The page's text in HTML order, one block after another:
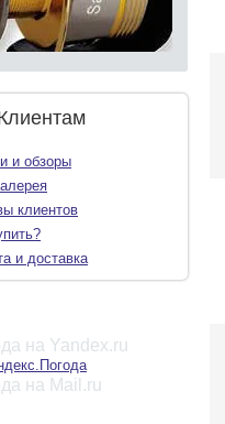
и обзоры
клиентов
и доставка
на Yandex.ru
на Mail.ru